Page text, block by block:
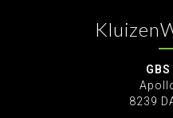
8239